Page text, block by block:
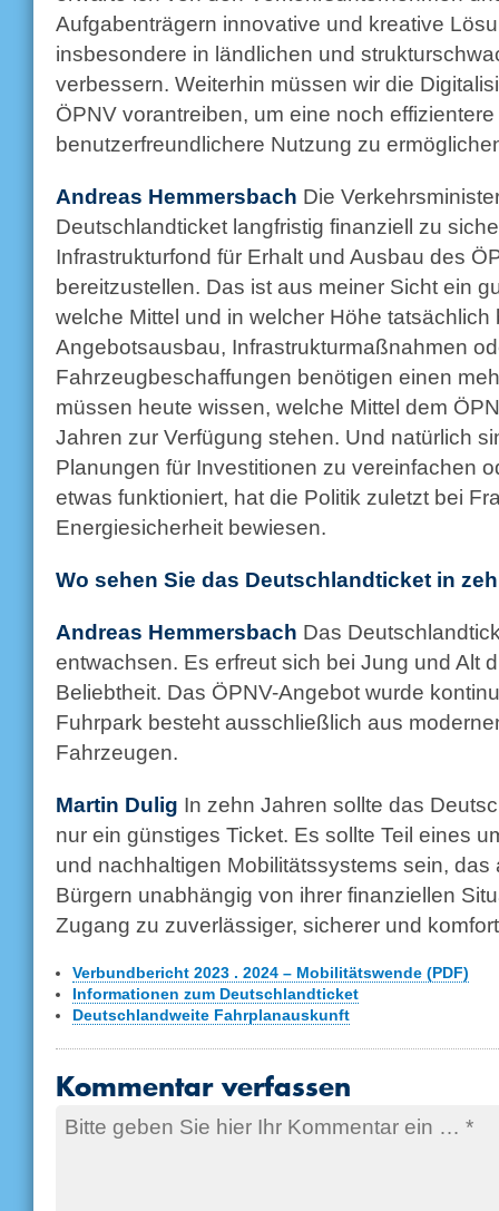
Aufgabenträgern innovative und kreative
insbesondere in ländlichen und
verbessern. Weiterhin müssen wir die
ÖPNV vorantreiben, um eine noch
benutzerfreundlichere Nutzung zu
Andreas Hemmersbach Die
Deutschlandticket langfristig finanziell zu
Infrastrukturfond für Erhalt und Ausbau des
bereitzustellen. Das ist aus meiner Sicht ein
welche Mittel und in welcher Höhe tatsächlich
Angebotsausbau, Infrastrukturmaßnahmen
Fahrzeugbeschaffungen benötigen einen
müssen heute wissen, welche Mittel dem
Jahren zur Verfügung stehen. Und natürlich
Planungen für Investitionen zu vereinfachen
etwas funktioniert, hat die Politik zuletzt bei
Energiesicherheit bewiesen.
Wo sehen Sie das Deutschlandticket in
Andreas Hemmersbach Das
entwachsen. Es erfreut sich bei Jung und Alt
Beliebtheit. Das ÖPNV-Angebot wurde
Fuhrpark besteht ausschließlich aus
Fahrzeugen.
Martin Dulig In zehn Jahren sollte das
nur ein günstiges Ticket. Es sollte Teil eines
und nachhaltigen Mobilitätssystems sein,
Bürgern unabhängig von ihrer finanziellen
Zugang zu zuverlässiger, sicherer und
Verbundbericht 2023 . 2024 – Mobilitätswende (PDF)
Informationen zum Deutschlandticket
Deutschlandweite Fahrplanauskunft
Kommentar verfassen